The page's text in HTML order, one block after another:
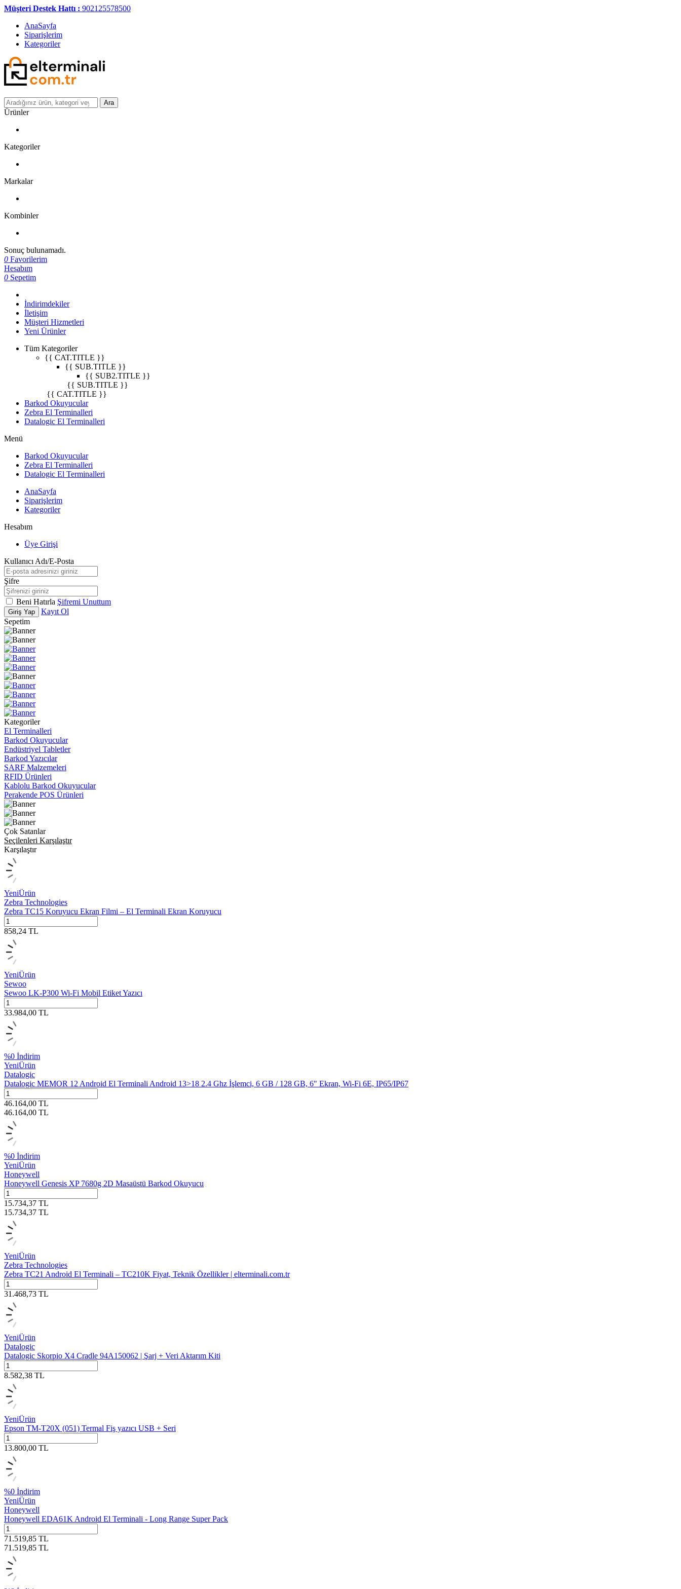
Müşteri Destek Hattı : 902125578500
AnaSayfa
Siparişlerim
Kategoriler
Ara
Ürünler
Kategoriler
Markalar
Kombinler
Sonuç bulunamadı.
0 Favorilerim
Hesabım
0 Sepetim
İndirimdekiler
İletişim
Müşteri Hizmetleri
Yeni Ürünler
Tüm Kategoriler
{{ CAT.TITLE }}
{{ SUB.TITLE }}
{{ SUB2.TITLE }}
{{ SUB.TITLE }}
{{ CAT.TITLE }}
Barkod Okuyucular
Zebra El Terminalleri
Datalogic El Terminalleri
Menü
Barkod Okuyucular
Zebra El Terminalleri
Datalogic El Terminalleri
AnaSayfa
Siparişlerim
Kategoriler
Hesabım
Üye Girişi
Kullanıcı Adı/E-Posta
Şifre
Beni Hatırla Şifremi Unuttum
Giriş Yap
Kayıt Ol
Sepetim
Kategoriler
El Terminalleri
Barkod Okuyucular
Endüstriyel Tabletler
Barkod Yazıcılar
SARF Malzemeleri
RFID Ürünleri
Kablolu Barkod Okuyucular
Perakende POS Ürünleri
Çok Satanlar
Seçilenleri Karşılaştır
Karşılaştır
YeniÜrün
Zebra Technologies
Zebra TC15 Koruyucu Ekran Filmi – El Terminali Ekran Koruyucu
858,24 TL
YeniÜrün
Sewoo
Sewoo LK-P300 Wi-Fi Mobil Etiket Yazıcı
33.984,00 TL
%0 İndirim
YeniÜrün
Datalogic
Datalogic MEMOR 12 Android El Terminali Android 13>18 2.4 Ghz İşlemci, 6 GB / 128 GB, 6" Ekran, Wi-Fi 6E, IP65/IP67
46.164,00 TL
46.164,00 TL
%0 İndirim
YeniÜrün
Honeywell
Honeywell Genesis XP 7680g 2D Masaüstü Barkod Okuyucu
15.734,37 TL
15.734,37 TL
YeniÜrün
Zebra Technologies
Zebra TC21 Android El Terminali – TC210K Fiyat, Teknik Özellikler | elterminali.com.tr
31.468,73 TL
YeniÜrün
Datalogic
Datalogic Skorpio X4 Cradle 94A150062 | Şarj + Veri Aktarım Kiti
8.582,38 TL
YeniÜrün
Epson TM-T20X (051) Termal Fiş yazıcı USB + Seri
13.800,00 TL
%0 İndirim
YeniÜrün
Honeywell
Honeywell EDA61K Android El Terminali - Long Range Super Pack
71.519,85 TL
71.519,85 TL